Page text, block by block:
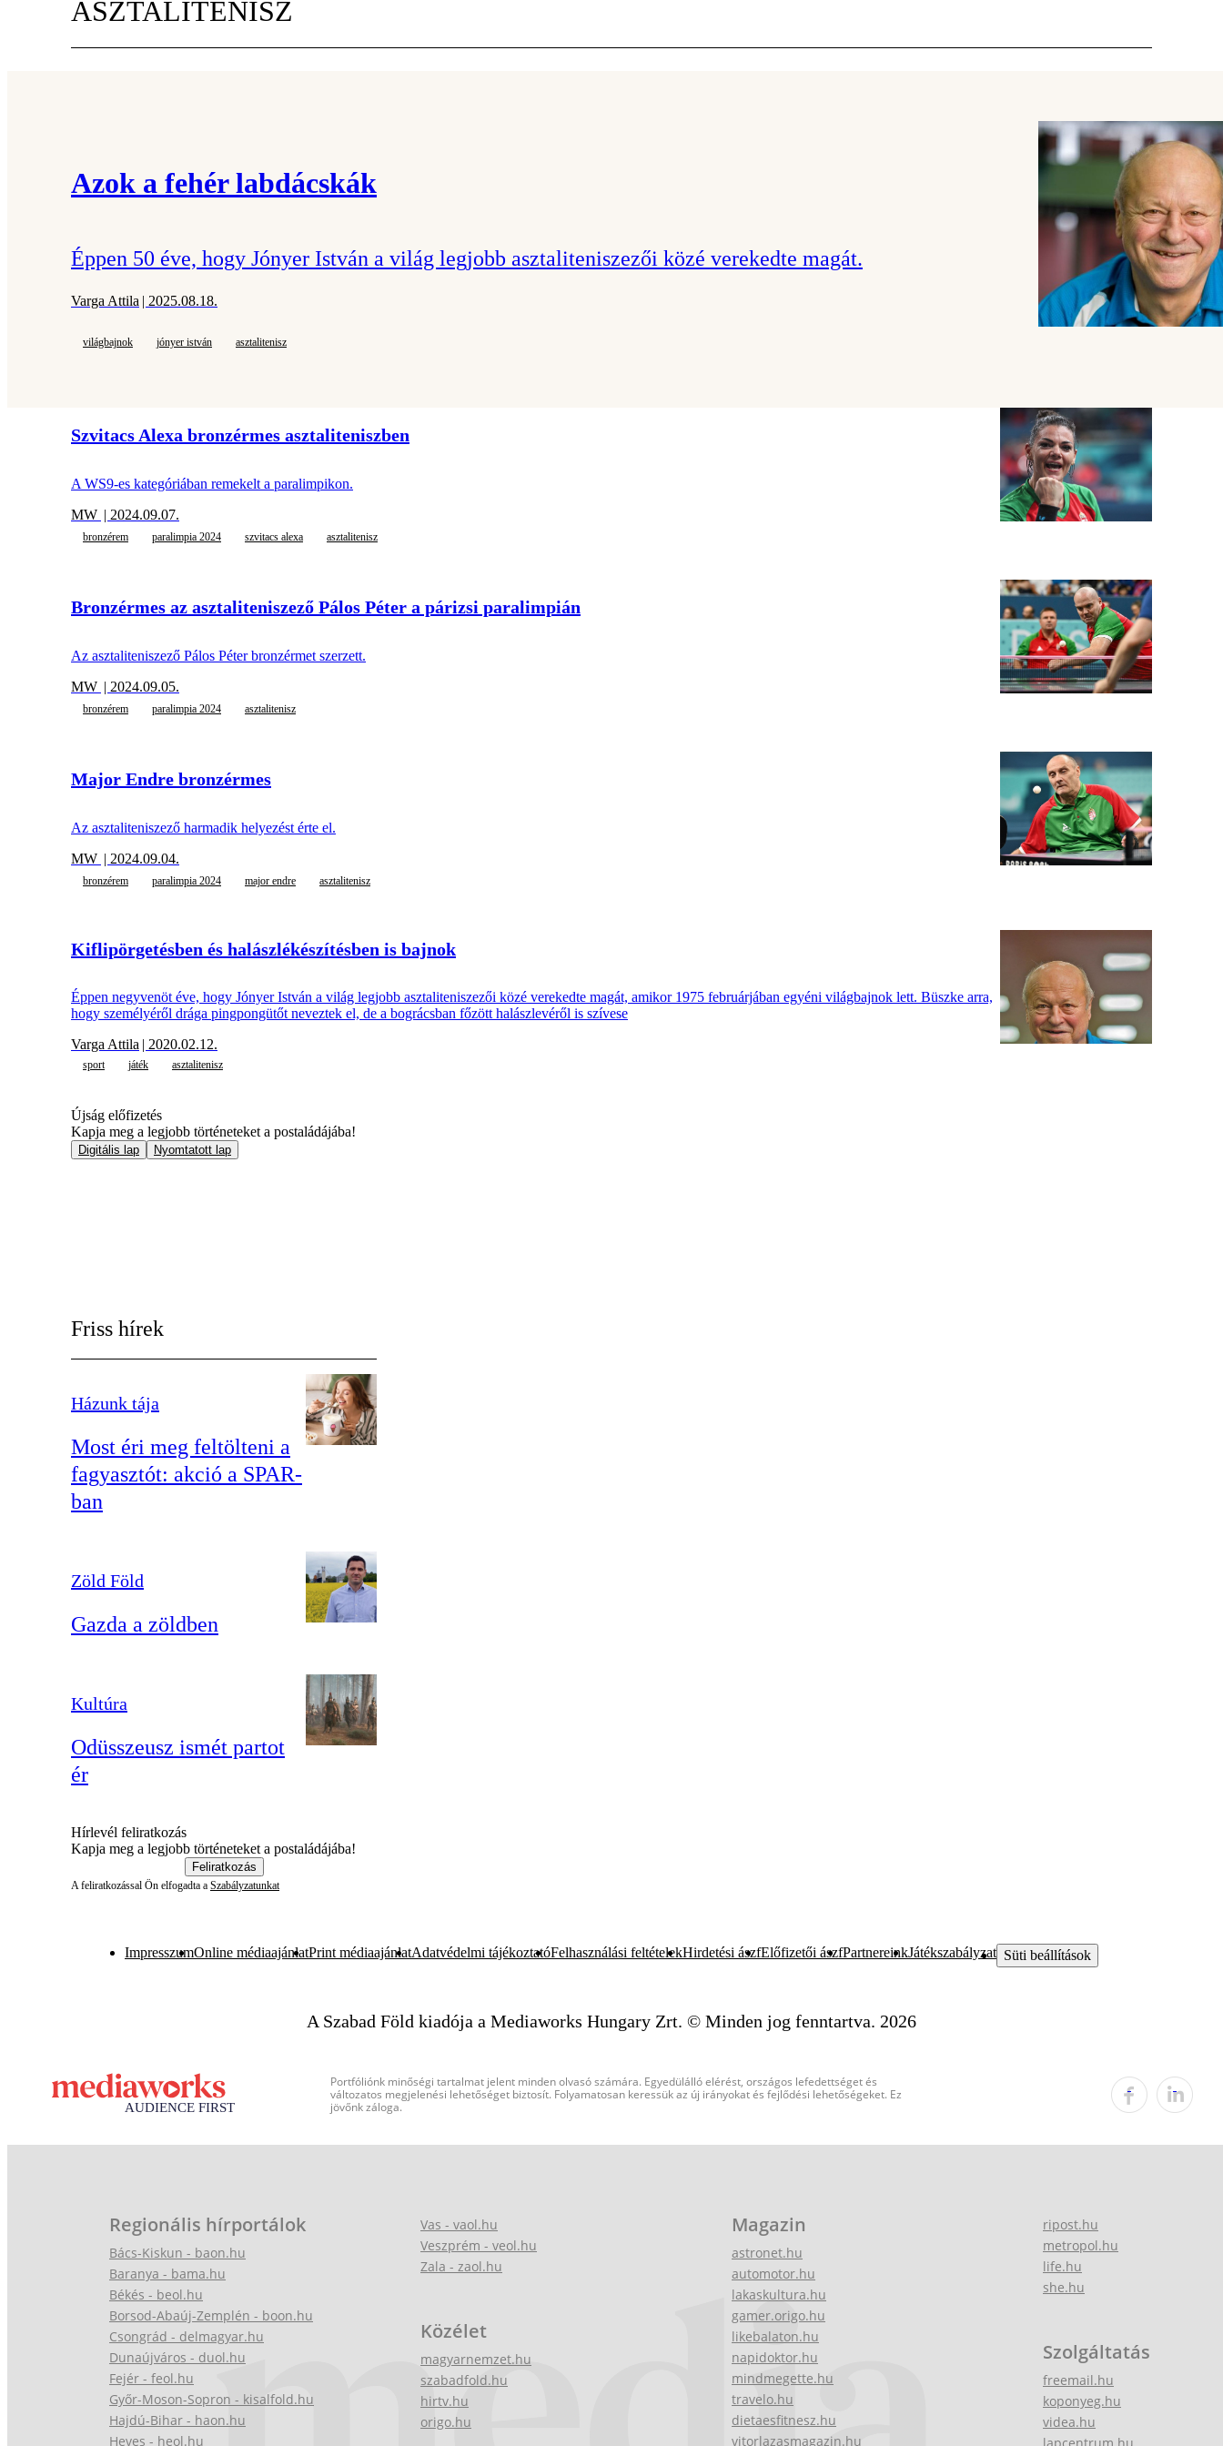
ASZTALITENISZ
Azok a fehér labdácskák
Éppen 50 éve, hogy Jónyer István a világ legjobb asztaliteniszezői közé verekedte magát.
Varga Attila | 2025.08.18.
világbajnok jónyer istván asztalitenisz
Szvitacs Alexa bronzérmes asztaliteniszben
A WS9-es kategóriában remekelt a paralimpikon.
MW | 2024.09.07.
bronzérem paralimpia 2024 szvitacs alexa asztalitenisz
Bronzérmes az asztaliteniszező Pálos Péter a párizsi paralimpián
Az asztaliteniszező Pálos Péter bronzérmet szerzett.
MW | 2024.09.05.
bronzérem paralimpia 2024 asztalitenisz
Major Endre bronzérmes
Az asztaliteniszező harmadik helyezést érte el.
MW | 2024.09.04.
bronzérem paralimpia 2024 major endre asztalitenisz
Kiflipörgetésben és halászlékészítésben is bajnok
Éppen negyvenöt éve, hogy Jónyer István a világ legjobb asztaliteniszezői közé verekedte magát, amikor 1975 februárjában egyéni világbajnok lett. Büszke arra,
hogy személyéről drága pingpongütőt neveztek el, de a bográcsban főzött halászlevéről is szívese
Varga Attila | 2020.02.12.
sport játék asztalitenisz
Újság előfizetés
Kapja meg a legjobb történeteket a postaládájába!
Digitális lap Nyomtatott lap
Friss hírek
Házunk tája
Most éri meg feltölteni a
fagyasztót: akció a SPAR-
ban
Zöld Föld
Gazda a zöldben
Kultúra
Odüsszeusz ismét partot
ér
Hírlevél feliratkozás
Kapja meg a legjobb történeteket a postaládájába!
Feliratkozás
A feliratkozással Ön elfogadta a Szabályzatunkat
ImpresszumOnline médiaajánlatPrint médiaajánlatAdatvédelmi tájékoztatóFelhasználási feltételekHirdetési ászfElőfizetői ászfPartnereinkJátékszabályzat Süti beállítások
A Szabad Föld kiadója a Mediaworks Hungary Zrt. © Minden jog fenntartva. 2026
Portfóliónk minőségi tartalmat jelent minden olvasó számára. Egyedülálló elérést, országos lefedettséget és
változatos megjelenési lehetőséget biztosít. Folyamatosan keressük az új irányokat és fejlődési lehetőségeket. Ez
jövőnk záloga.
Regionális hírportálok
Bács-Kiskun - baon.hu
Baranya - bama.hu
Békés - beol.hu
Borsod-Abaúj-Zemplén - boon.hu
Csongrád - delmagyar.hu
Dunaújváros - duol.hu
Fejér - feol.hu
Győr-Moson-Sopron - kisalfold.hu
Hajdú-Bihar - haon.hu
Heves - heol.hu
Vas - vaol.hu
Veszprém - veol.hu
Zala - zaol.hu
Közélet
magyarnemzet.hu
szabadfold.hu
hirtv.hu
origo.hu
Magazin
astronet.hu
automotor.hu
lakaskultura.hu
gamer.origo.hu
likebalaton.hu
napidoktor.hu
mindmegette.hu
travelo.hu
dietaesfitnesz.hu
vitorlazasmagazin.hu
ripost.hu
metropol.hu
life.hu
she.hu
Szolgáltatás
freemail.hu
koponyeg.hu
videa.hu